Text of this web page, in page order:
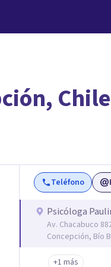
Chile
Teléfono
Psicóloga
Av. Chacabuco
Concepción, Bío
+1 más